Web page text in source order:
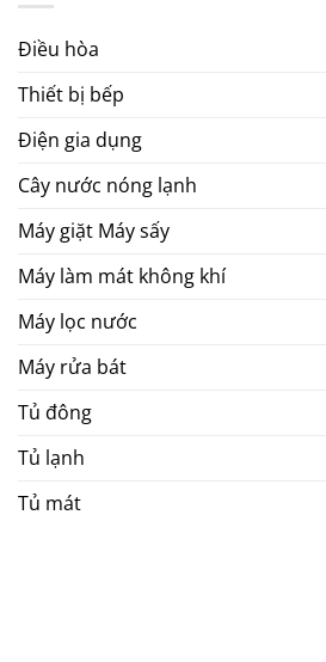
Điều hòa
Thiết bị bếp
Điện gia dụng
Cây nước nóng lạnh
Máy giặt Máy sấy
Máy làm mát không khí
Máy lọc nước
Máy rửa bát
Tủ đông
Tủ lạnh
Tủ mát